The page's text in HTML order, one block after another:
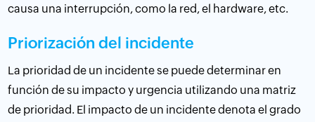
causa una interrupción, como la red, el hardware, etc.
Priorización del incidente
La prioridad de un incidente se puede determinar en
función de su impacto y urgencia utilizando una matriz
de prioridad. El impacto de un incidente denota el grado